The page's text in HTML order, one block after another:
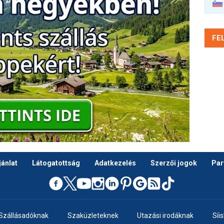
Látogatottság Adatkezelés Szerzői jogok
Szaküzleteknek Utazási irodáknak